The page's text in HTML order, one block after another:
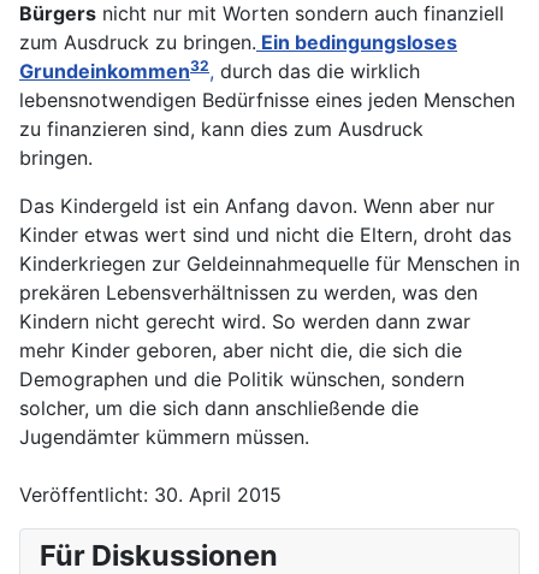
Bürgers nicht nur mit Worten sondern auch finanziell
zum Ausdruck zu bringen. Ein bedingungsloses
Grundeinkommen32, durch das die wirklich
lebensnotwendigen Bedürfnisse eines jeden Menschen
zu finanzieren sind, kann dies zum Ausdruck
bringen.
Das Kindergeld ist ein Anfang davon. Wenn aber nur
Kinder etwas wert sind und nicht die Eltern, droht das
Kinderkriegen zur Geldeinnahmequelle für Menschen in
prekären Lebensverhältnissen zu werden, was den
Kindern nicht gerecht wird. So werden dann zwar
mehr Kinder geboren, aber nicht die, die sich die
Demographen und die Politik wünschen, sondern
solcher, um die sich dann anschließende die
Jugendämter kümmern müssen.
Veröffentlicht: 30. April 2015
Für Diskussionen